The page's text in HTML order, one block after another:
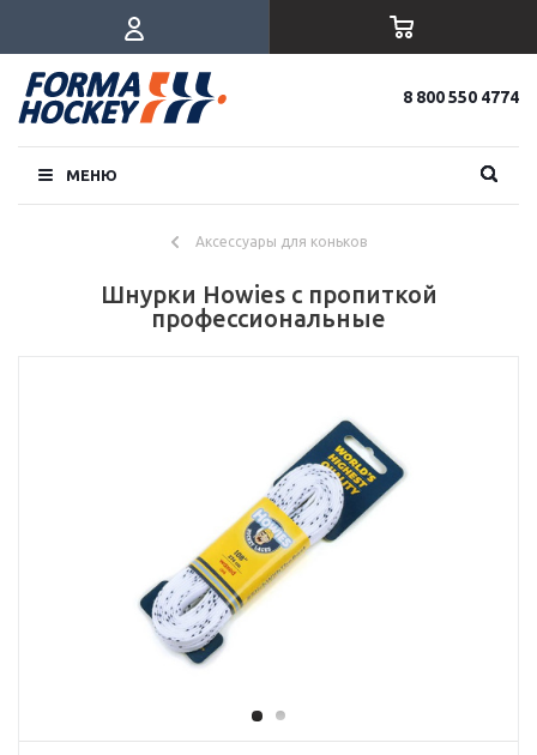
8 800 550 4774
МЕНЮ
Аксессуары для коньков
Шнурки Howies с пропиткой
профессиональные